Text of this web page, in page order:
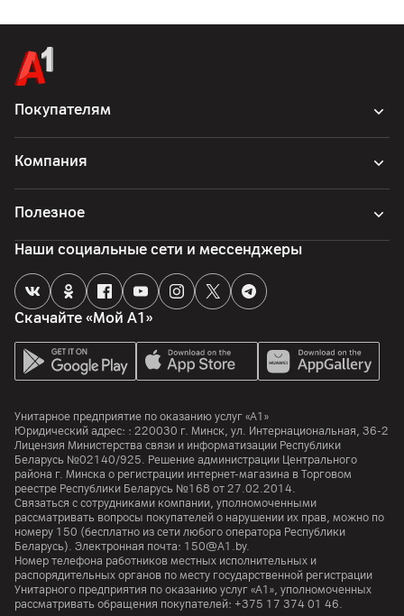
Покупателям
Компания
Полезное
Скачайте «Мой А1»
Наши социальные сети и мессенджеры
Унитарное предприятие по оказанию услуг «А1»
Юридический адрес: : 220030 г. Минск, ул. Интернациональная, 36-2
Лицензия Министерства связи и информатизации Республики
Беларусь №02140/925. Решение администрации Центрального
района г. Минска о регистрации интернет-магазина в Торговом
реестре Республики Беларусь №168 от 27.02.2014.
Связаться с сотрудниками компании, уполномоченными
рассматривать вопросы покупателей о нарушении их прав, можно по
номеру 150 (бесплатно из сети любого оператора Республики
Беларусь). Электронная почта: 150@A1.by.
Номер телефона работников местных исполнительных и
распорядительных органов по месту государственной регистрации
Унитарного предприятия по оказанию услуг «А1», уполномоченных
рассматривать обращения покупателей: +375 17 374 01 46.